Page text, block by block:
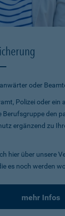
oder
Polizei oder ein
Berufsgruppe den
ergänzend zu
hier über unsere
es noch werden
mehr Infos